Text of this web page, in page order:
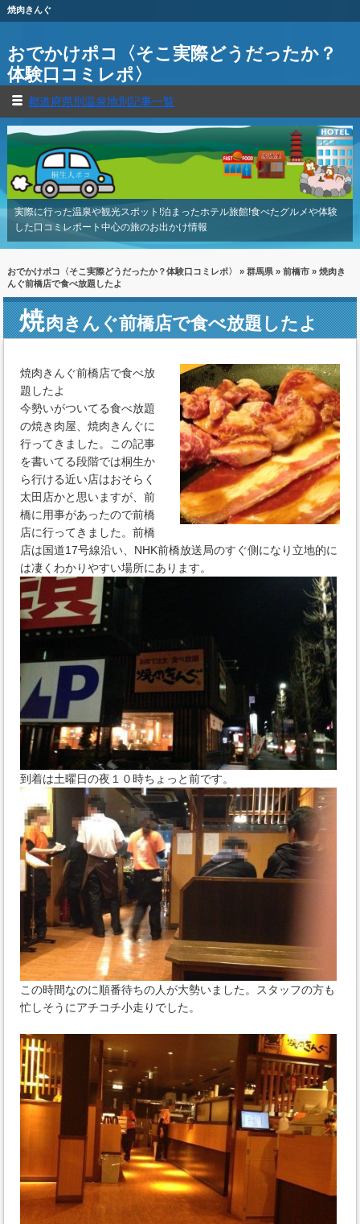
焼肉きんぐ
おでかけポコ〈そこ実際どうだったか？
体験口コミレポ〉
都道府県別温泉地別記事一覧
実際に行った温泉や観光スポット!泊まったホテル旅館!食べたグルメや体験
した口コミレポート中心の旅のお出かけ情報
おでかけポコ〈そこ実際どうだったか？体験口コミレポ〉 » 群馬県» 前橋市» 焼肉き
んぐ前橋店で食べ放題したよ
焼肉きんぐ前橋店で食べ放題したよ
焼肉きんぐ前橋店で食べ放
題したよ
今勢いがついてる食べ放題
の焼き肉屋、焼肉きんぐに
行ってきました。この記事
を書いてる段階では桐生か
ら行ける近い店はおそらく
太田店かと思いますが、前
橋に用事があったので前橋
店に行ってきました。前橋
店は国道17号線沿い、NHK前橋放送局のすぐ側になり立地的に
は凄くわかりやすい場所にあります。
到着は土曜日の夜１０時ちょっと前です。
この時間なのに順番待ちの人が大勢いました。スタッフの方も
忙しそうにアチコチ小走りでした。